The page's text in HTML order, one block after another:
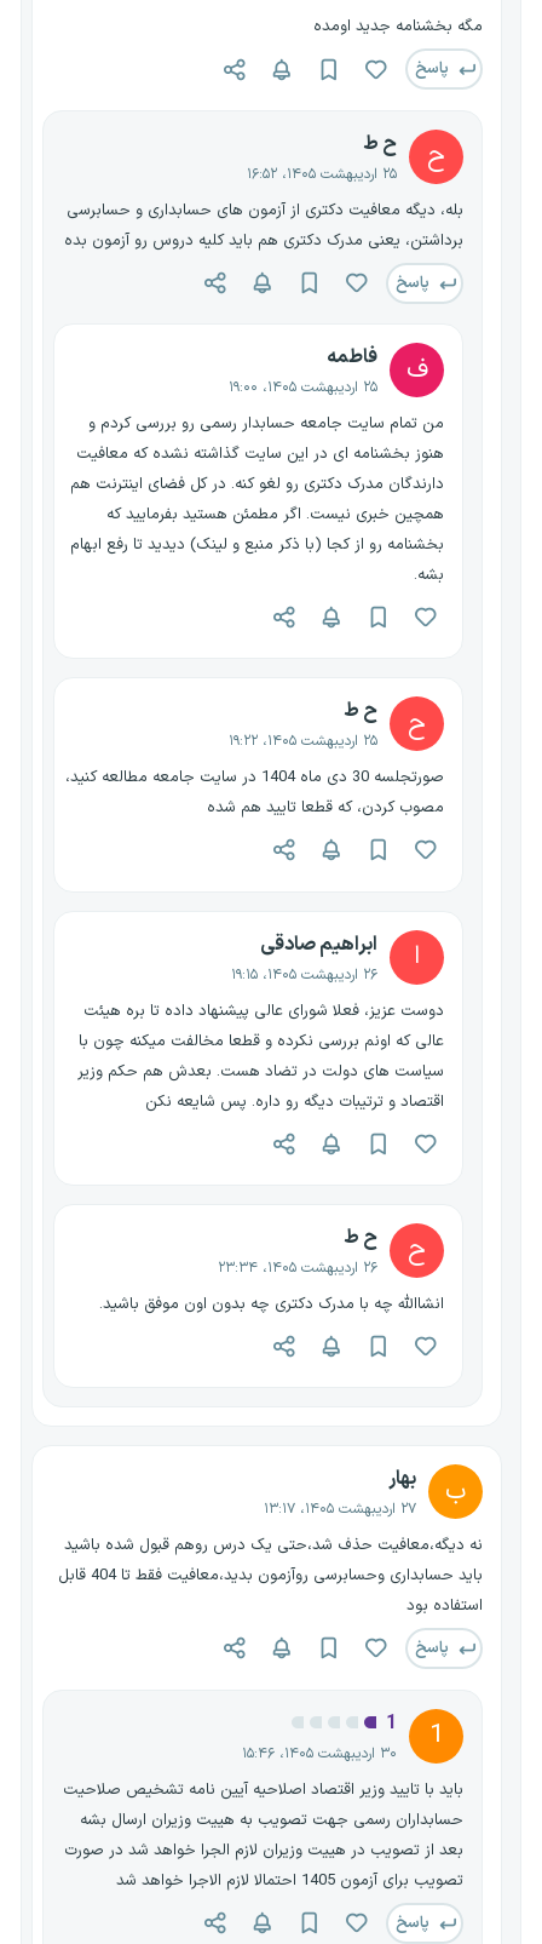
مگه بخشنامه جدید اومده
پاسخ
ح ح ط
۲۵ اردیبهشت ۱۴۰۵، ۱۶:۵۲
بله، دیگه معافیت دکتری از آزمون های حسابداری و حسابرسی
برداشتن، یعنی مدرک دکتری هم باید کلیه دروس رو آزمون بده
پاسخ
ف فاطمه
۲۵ اردیبهشت ۱۴۰۵، ۱۹:۰۰
من تمام سایت جامعه حسابدار رسمی رو بررسی کردم و
هنوز بخشنامه ای در این سایت گذاشته نشده که معافیت
دارندگان مدرک دکتری رو لغو کنه. در کل فضای اینترنت هم
همچین خبری نیست. اگر مطمئن هستید بفرمایید که
بخشنامه رو از کجا (با ذکر منبع و لینک) دیدید تا رفع ابهام
بشه.
ح ح ط
۲۵ اردیبهشت ۱۴۰۵، ۱۹:۲۲
صورتجلسه 30 دی ماه 1404 در سایت جامعه مطالعه کنید،
مصوب کردن، که قطعا تایید هم شده
ا ابراهیم صادقی
۲۶ اردیبهشت ۱۴۰۵، ۱۹:۱۵
دوست عزیز، فعلا شورای عالی پیشنهاد داده تا بره هیئت
عالی که اونم بررسی نکرده و قطعا مخالفت میکنه چون با
سیاست های دولت در تضاد هست. بعدش هم حکم وزیر
اقتصاد و ترتیبات دیگه رو داره. پس شایعه نکن
ح ح ط
۲۶ اردیبهشت ۱۴۰۵، ۲۳:۳۴
انشاالله چه با مدرک دکتری چه بدون اون موفق باشید.
ب بهار
۲۷ اردیبهشت ۱۴۰۵، ۱۳:۱۷
نه دیگه،معافیت حذف شد،حتی یک درس روهم قبول شده باشید
باید حسابداری وحسابرسی روآزمون بدید،معافیت فقط تا 404 قابل
استفاده بود
پاسخ
1
1
۳۰ اردیبهشت ۱۴۰۵، ۱۵:۴۶
باید با تایید وزیر اقتصاد اصلاحیه آیین نامه تشخیص صلاحیت
حسابداران رسمی جهت تصویب به هییت وزیران ارسال بشه
بعد از تصویب در هییت وزیران لازم الجرا خواهد شد در صورت
تصویب برای آزمون 1405 احتمالا لازم الاجرا خواهد شد
پاسخ